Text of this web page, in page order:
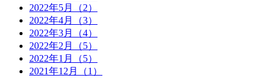
2022年5月（2）
2022年4月（3）
2022年3月（4）
2022年2月（5）
2022年1月（5）
2021年12月（1）